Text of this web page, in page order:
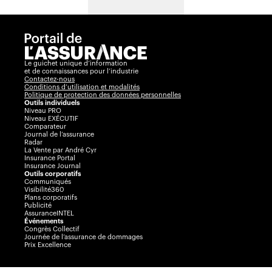
Le guichet unique d’information
et de connaissances pour l’industrie
Contactez-nous
Conditions d’utilisation et modalités
Politique de protection des données personnelles
Outils individuels
Niveau PRO
Niveau EXÉCUTIF
Comparateur
Journal de l’assurance
Radar
La Vente par André Cyr
Insurance Portal
Insurance Journal
Outils corporatifs
Communiqués
Visibilité360
Plans corporatifs
Publicité
AssuranceINTEL
Événements
Congrès Collectif
Journée de l’assurance de dommages
Prix Excellence